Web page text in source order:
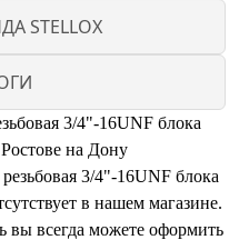
STELLOX
3/4"-16UNF блока
на Дону
3/4"-16UNF блока
в нашем магазине.
вы всегда можете оформить